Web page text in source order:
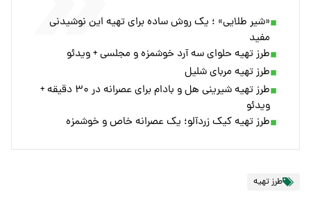
«شیر طلایی» ؛ یک روش ساده برای تهیه این نوشیدنی
مفید
طرز تهیه حلوای سه آرد خوشمزه و مجلسی + ویدئو
طرز تهیه مربای شلیل
طرز تهیه شیرینی هل و بادام برای عصرانه در ۳۰ دقیقه +
ویدئو
طرز تهیه کیک زردآلو؛ یک عصرانه خاص و خوشمزه
طرز تهیه